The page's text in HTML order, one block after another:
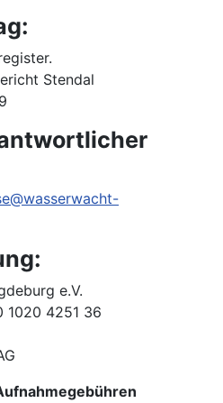
Stendal
e.V.
1020 4251 36